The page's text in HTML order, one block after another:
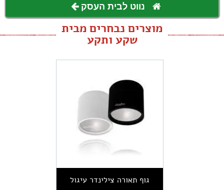
נווט לבית העסק
מוצרים נבחרים מבית
שקע ותקע
גוף תאורה צילינדר עיגול